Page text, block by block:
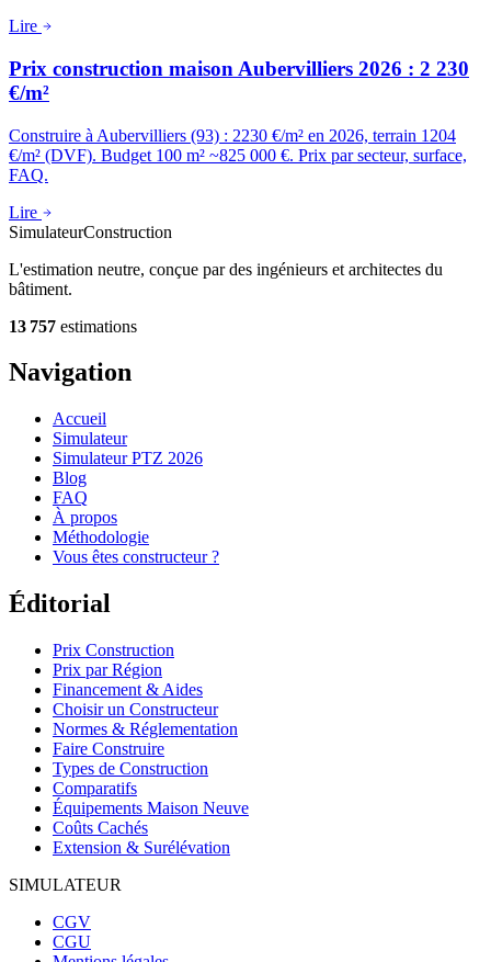
Lire
Prix construction maison Aubervilliers 2026 : 2 230
€/m²
Construire à Aubervilliers (93) : 2230 €/m² en 2026, terrain 1204
€/m² (DVF). Budget 100 m² ~825 000 €. Prix par secteur, surface,
FAQ.
Lire
SimulateurConstruction
L'estimation neutre, conçue par des ingénieurs et architectes du
bâtiment.
13 757 estimations
Navigation
Accueil
Simulateur
Simulateur PTZ 2026
Blog
FAQ
À propos
Méthodologie
Vous êtes constructeur ?
Éditorial
Prix Construction
Prix par Région
Financement & Aides
Choisir un Constructeur
Normes & Réglementation
Faire Construire
Types de Construction
Comparatifs
Équipements Maison Neuve
Coûts Cachés
Extension & Surélévation
SIMULATEUR
CGV
CGU